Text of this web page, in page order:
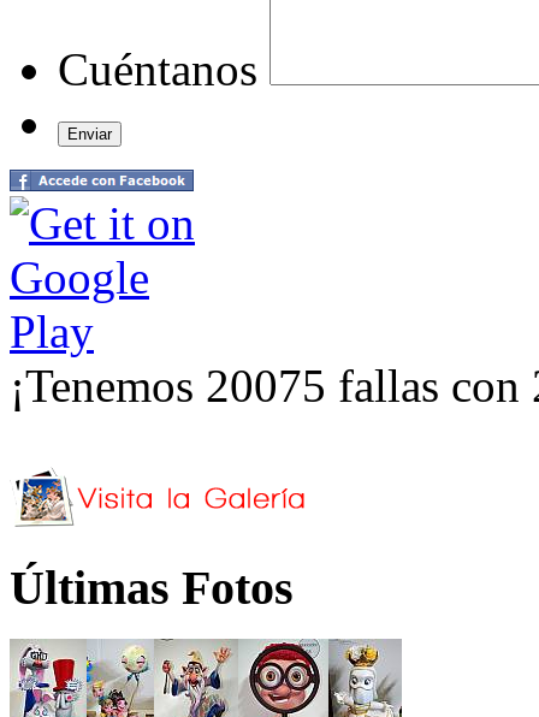
Cuéntanos
¡Tenemos 20075 fallas
Últimas Fotos